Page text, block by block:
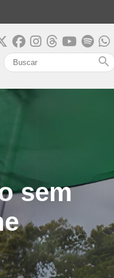
search
sem